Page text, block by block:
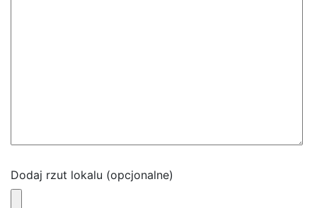
Dodaj rzut lokalu (opcjonalne)